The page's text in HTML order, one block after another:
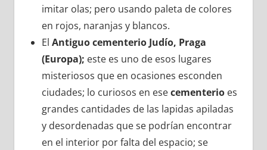
imitar olas; pero usando paleta de colores
en rojos, naranjas y blancos.
El Antiguo cementerio Judío, Praga
(Europa); este es uno de esos lugares
misteriosos que en ocasiones esconden
ciudades; lo curiosos en esecementerio es
grandes cantidades de las lapidas apiladas
y desordenadas que se podrían encontrar
en el interior por falta del espacio; se